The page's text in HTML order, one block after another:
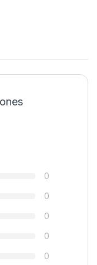
0
0
0
0
0